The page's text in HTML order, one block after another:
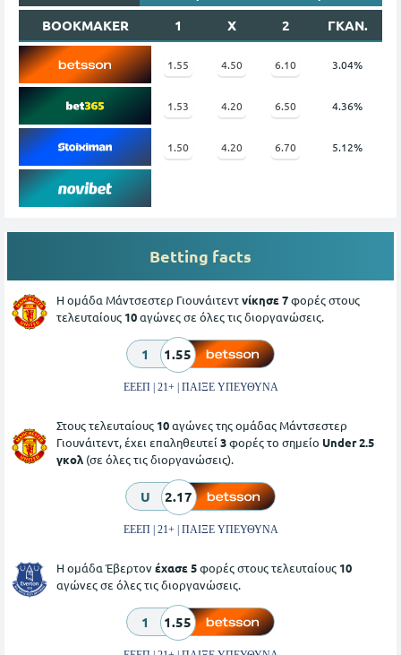
BOOKMAKER
1 X 2 ΓΚΑΝ.
1.55 4.50 6.10 3.04%
1.53 4.20 6.50 4.36%
1.50 4.20 6.70 5.12%
Betting facts
Η ομάδα Μάντσεστερ Γιουνάιτεντνίκησε 7φορές στους
τελευταίους 10αγώνες σε όλες τις διοργανώσεις.
1 1.55
ΕΕΕΠ | 21+ | ΠΑΙΞΕ ΥΠΕΥΘΥΝΑ
Στους τελευταίους 10αγώνες της ομάδας Μάντσεστερ
Γιουνάιτεντ, έχει επαληθευτεί 3φορές το σημείο Under 2.5
γκολ (σε όλες τις διοργανώσεις).
U 2.17
ΕΕΕΠ | 21+ | ΠΑΙΞΕ ΥΠΕΥΘΥΝΑ
Η ομάδα Έβερτονέχασε 5φορές στους τελευταίους 10
αγώνες σε όλες τις διοργανώσεις.
1 1.55